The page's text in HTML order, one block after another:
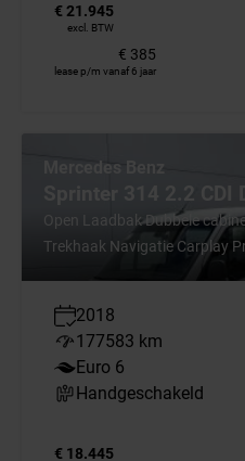
€ 21.945
excl. BTW
€ 385
lease p/m vanaf 6 jaar
Mercedes Benz
Sprinter 314 2.2 CDI
Open Laadbak Dubbele
Trekhaak Navigatie Carplay
2018
177583 km
Euro 6
Handgeschakeld
€ 18.445